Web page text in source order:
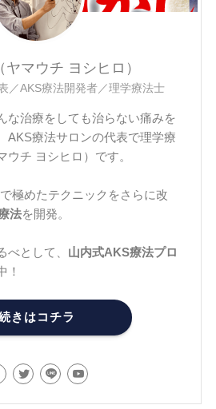
マウチ ヨシヒロ）
／AKS療法開発者／理学療法士
な治療をしても治らない痛みを
、AKS療法サロンの代表で理学療
チ ヨシヒロ）です。
極めたテクニックをさらに改
法を開発。
べとして、 山内式AKS療法プロ
！
きはコチラ